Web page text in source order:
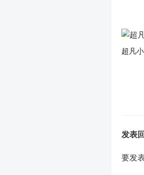
超凡
发表
要发